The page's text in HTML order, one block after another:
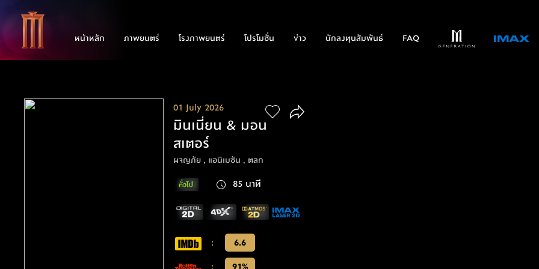
หน้าหลัก ภาพยนตร์ โรงภาพยนตร์ โปรโมชั่น ข่าว นักลงทุนสัมพันธ์ FAQ
01 July 2026
มินเนี่ยน & มอน
สเตอร์
ผจญภัย , แอนิเมชัน , ตลก
85 นาที
:
6.6